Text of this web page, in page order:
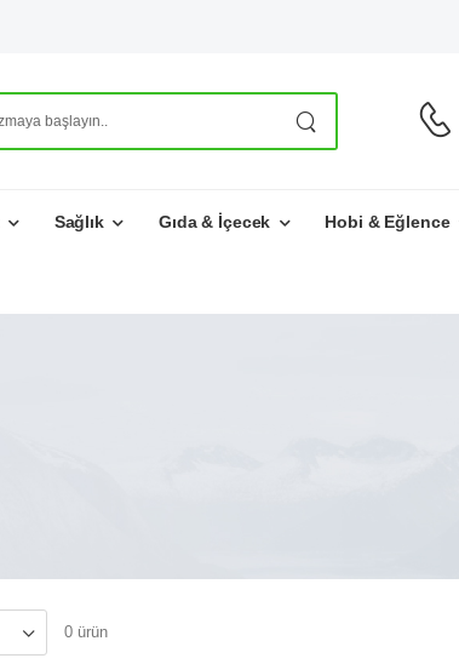
Sağlık Gıda & İçecek Hobi & Eğlence
0 ürün